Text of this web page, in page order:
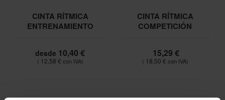
CINTA RÍTMICA
ENTRENAMIENTO
desde 10,40 €
12,58 €
CINTA RÍTMICA
COMPETICIÓN
15,29 €
18,50 €